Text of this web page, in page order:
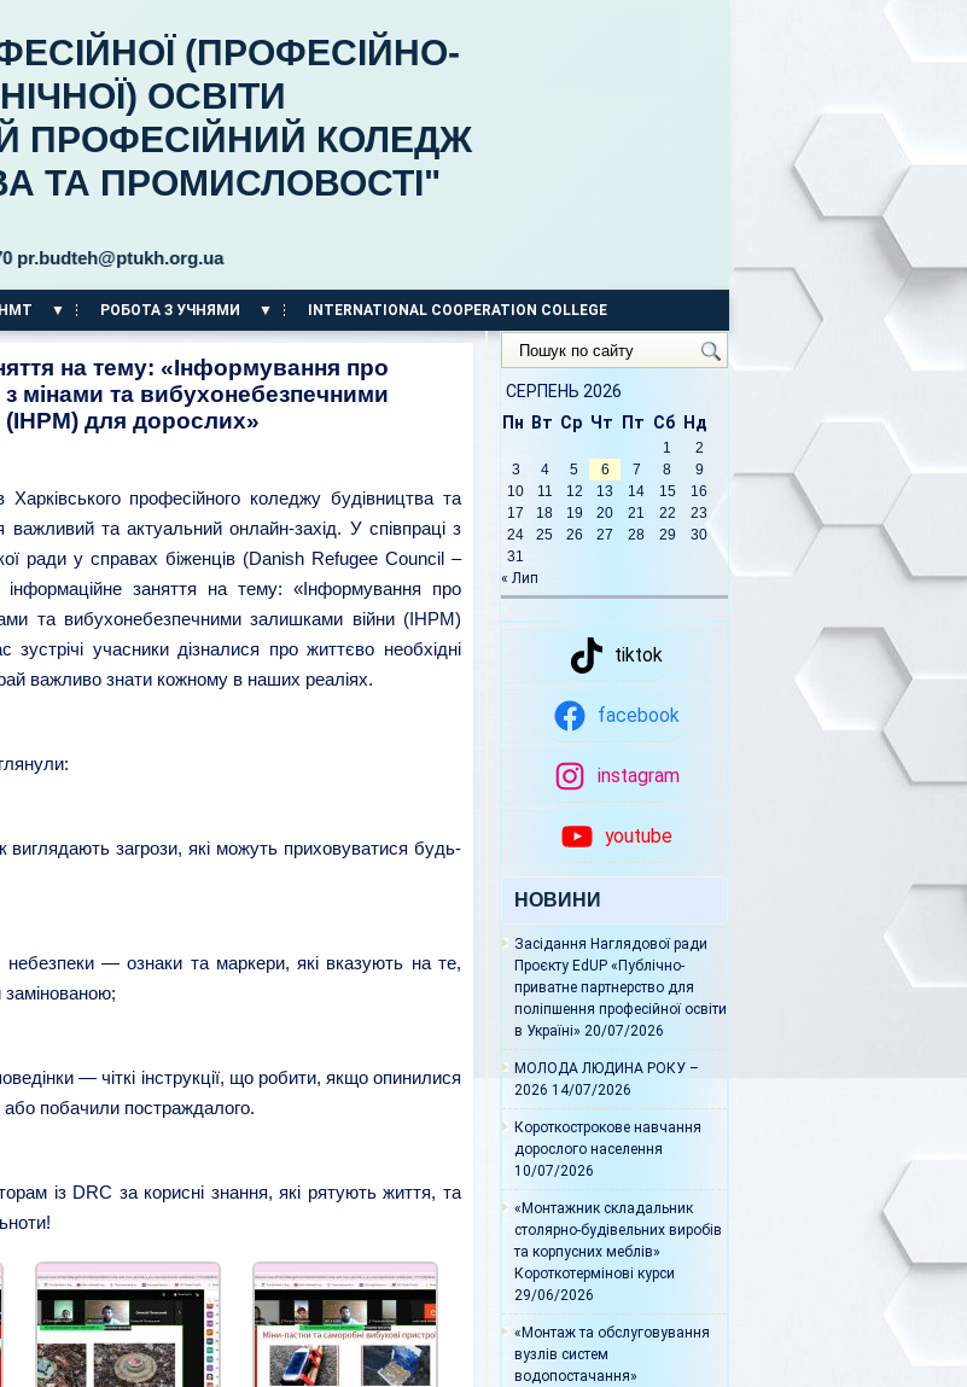
(ПРОФЕСІЙНО-
ОСВІТИ
ПРОФЕСІЙНИЙ КОЛЕДЖ
ТА ПРОМИСЛОВОСТІ"
НМТ РОБОТА З УЧНЯМИ INTERNATIONAL COOPERATION COLLEGE
на тему: «Інформування про
з мінами та вибухонебезпечними
для дорослих»
Харківського професійного коледжу будівництва та
важливий та актуальний онлайн-захід. У співпраці з
ради у справах біженців (Danish Refugee Council –
заняття на тему: «Інформування про
та вибухонебезпечними залишками війни (ІНРМ)
учасники дізналися про життєво необхідні
важливо знати кожному в наших реаліях.
загрози, які можуть приховуватися будь-
небезпеки — ознаки та маркери, які вказують на те,
— чіткі інструкції, що робити, якщо опинилися
або побачили постраждалого.
із DRC за корисні знання, які рятують життя, та
Пошук
по
сайту
СЕРПЕНЬ 2026
Пн
Вт Ср Чт Пт Сб Нд
1
2
3
4 5 6 7 8
9
10
11 12 13 14 15
16
17
18 19 20 21 22
23
24
25 26 27 28 29
30
31
« Лип
tiktok
facebook
instagram
youtube
НОВИНИ
Засідання Наглядової ради
Проєкту EdUP «Публічно-
приватне партнерство для
поліпшення професійної освіти
в Україні» 20/07/2026
МОЛОДА ЛЮДИНА РОКУ –
2026 14/07/2026
Короткострокове навчання
дорослого населення
10/07/2026
«Монтажник складальник
столярно-будівельних виробів
та корпусних меблів»
Короткотермінові курси
29/06/2026
«Монтаж та обслуговування
вузлів систем
водопостачання»